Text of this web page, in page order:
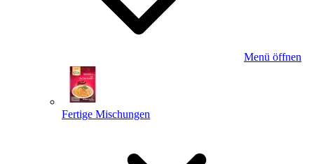
Menü öffnen
Fertige Mischungen